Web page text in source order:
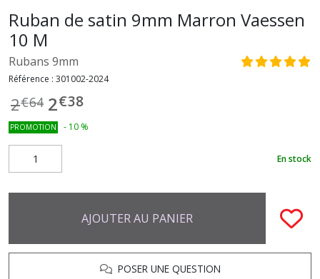
Ruban de satin 9mm Marron Vaessen
10 M
Rubans 9mm
Référence : 301002-2024
2€64 2€38
PROMOTION - 10 %
En stock
AJOUTER AU PANIER
POSER UNE QUESTION